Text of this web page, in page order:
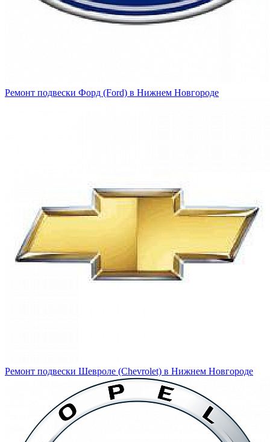
Ремонт подвески Форд (Ford) в Нижнем Новгороде
Ремонт подвески Шевроле (Chevrolet) в Нижнем Новгороде